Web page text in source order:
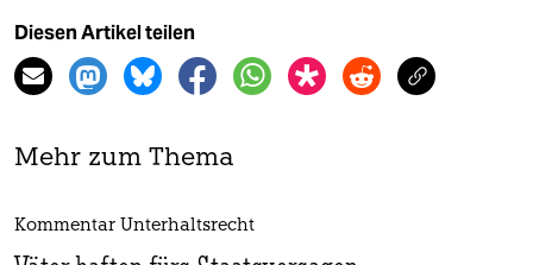
Diesen Artikel teilen
Mehr zum Thema
Kommentar Unterhaltsrecht